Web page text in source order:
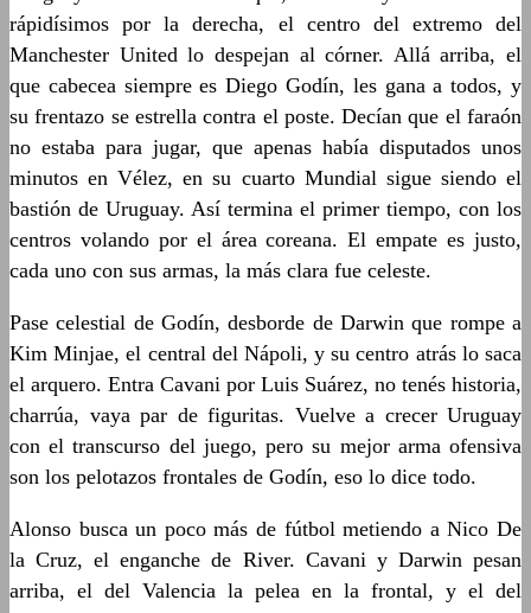
rápidísimos por la derecha, el centro del extremo del
Manchester United lo despejan al córner. Allá arriba, el
que cabecea siempre es Diego Godín, les gana a todos, y
su frentazo se estrella contra el poste. Decían que el faraón
no estaba para jugar, que apenas había disputados unos
minutos en Vélez, en su cuarto Mundial sigue siendo el
bastión de Uruguay. Así termina el primer tiempo, con los
centros volando por el área coreana. El empate es justo,
cada uno con sus armas, la más clara fue celeste.
Pase celestial de Godín, desborde de Darwin que rompe a
Kim Minjae, el central del Nápoli, y su centro atrás lo saca
el arquero. Entra Cavani por Luis Suárez, no tenés historia,
charrúa, vaya par de figuritas. Vuelve a crecer Uruguay
con el transcurso del juego, pero su mejor arma ofensiva
son los pelotazos frontales de Godín, eso lo dice todo.
Alonso busca un poco más de fútbol metiendo a Nico De
la Cruz, el enganche de River. Cavani y Darwin pesan
arriba, el del Valencia la pelea en la frontal, y el del